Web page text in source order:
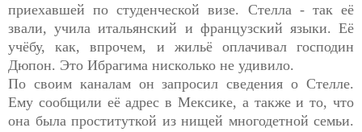
приехавшей по студенческой визе. Стелла - так её
звали, учила итальянский и французский языки. Её
учёбу, как, впрочем, и жильё оплачивал господин
Дюпон. Это Ибрагима нисколько не удивило.
По своим каналам он запросил сведения о Стелле.
Ему сообщили её адрес в Мексике, а также и то, что
она была проституткой из нищей многодетной семьи.